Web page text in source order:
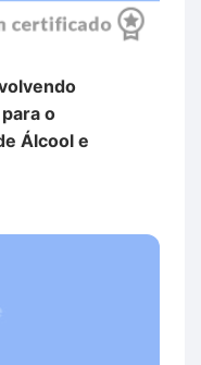
o
Álcool e